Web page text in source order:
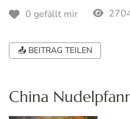
0 gefällt mir
📤 BEITRAG TEILEN
China